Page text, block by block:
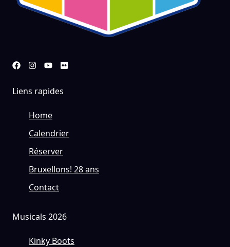
Liens rapides
Home
Calendrier
Réserver
Bruxellons! 28 ans
Contact
Musicals 2026
Kinky Boots